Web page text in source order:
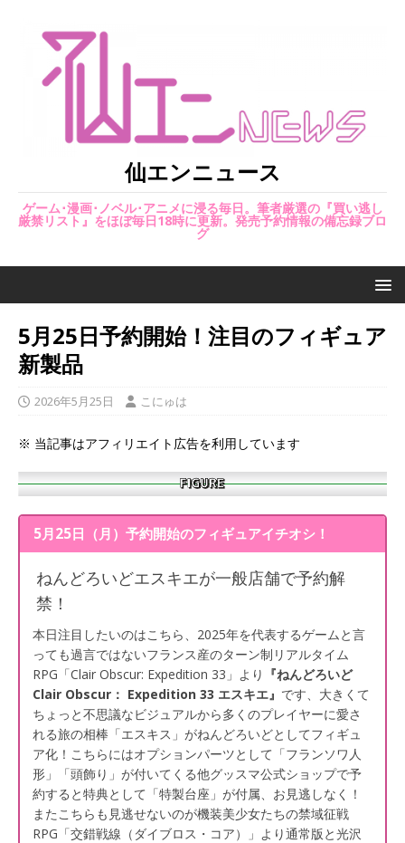
仙エンニュース
ゲーム･漫画･ノベル･アニメに浸る毎日。筆者厳選の『買い逃し
厳禁リスト』をほぼ毎日18時に更新。発売予約情報の備忘録ブロ
グ
5月25日予約開始！注目のフィギュア
新製品
2026年5月25日 こにゅは
※ 当記事はアフィリエイト広告を利用しています
5月25日（月）予約開始のフィギュアイチオシ！
ねんどろいどエスキエが一般店舗で予約解
禁！
本日注目したいのはこちら、2025年を代表するゲームと言
っても過言ではないフランス産のターン制リアルタイム
RPG「Clair Obscur: Expedition 33」より 『ねんどろいど
Clair Obscur： Expedition 33 エスキエ』 です、大きくて
ちょっと不思議なビジュアルから多くのプレイヤーに愛さ
れる旅の相棒「エスキス」がねんどろいどとしてフィギュ
ア化！こちらにはオプションパーツとして「フランソワ人
形」「頭飾り」が付いてくる他グッスマ公式ショップで予
約すると特典として「特製台座」が付属、お見逃しなく！
またこちらも見逃せないのが機装美少女たちの禁域征戦
RPG「交錯戦線（ダイブロス・コア）」より通常版と光沢